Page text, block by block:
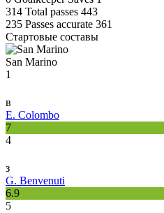
314 Total passes 443
235 Passes accurate 361
Стартовые составы
San Marino
1
в
E. Colombo
7
4
з
G. Benvenuti
6.9
5